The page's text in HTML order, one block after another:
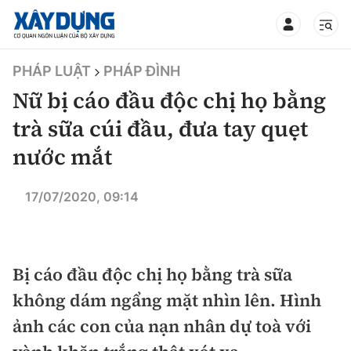
TIN BỘ XÂY DỰNG
CHUYÊN MỤC
Mới nhất
Chính trị
Xã hội
Xây dựng
Chỉ đạo điều hành
Giao thông
PHÁP LUẬT PHÁP ĐÌNH
Nữ bị cáo đầu độc chị họ bằng
trà sữa cúi đầu, đưa tay quẹt
nước mắt
17/07/2020, 09:14
Bị cáo đầu độc chị họ bằng trà sữa
không dám ngẩng mặt nhìn lên. Hình
ảnh các con của nạn nhân dự toà với